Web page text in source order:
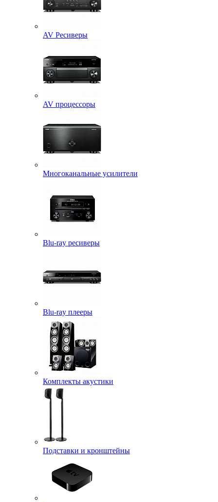
AV Ресиверы
AV процессоры
Многоканальные усилители
Blu-ray ресиверы
Blu-ray плееры
Комплекты акустики
Подставки и кронштейны